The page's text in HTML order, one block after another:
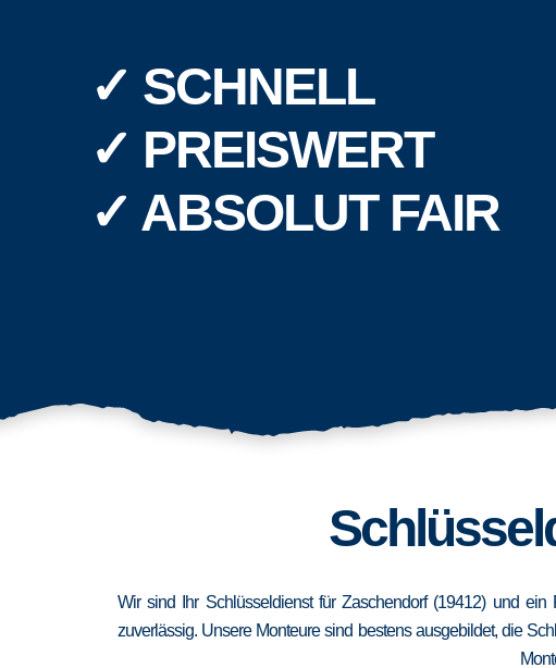
✓ SCHNELL
✓ PREISWERT
✓ ABSOLUT FAIR
Wir sind Ihr Schlüsseldienst für Zaschendorf (19412) und
zuverlässig. Unsere Monteure sind bestens ausgebildet, die